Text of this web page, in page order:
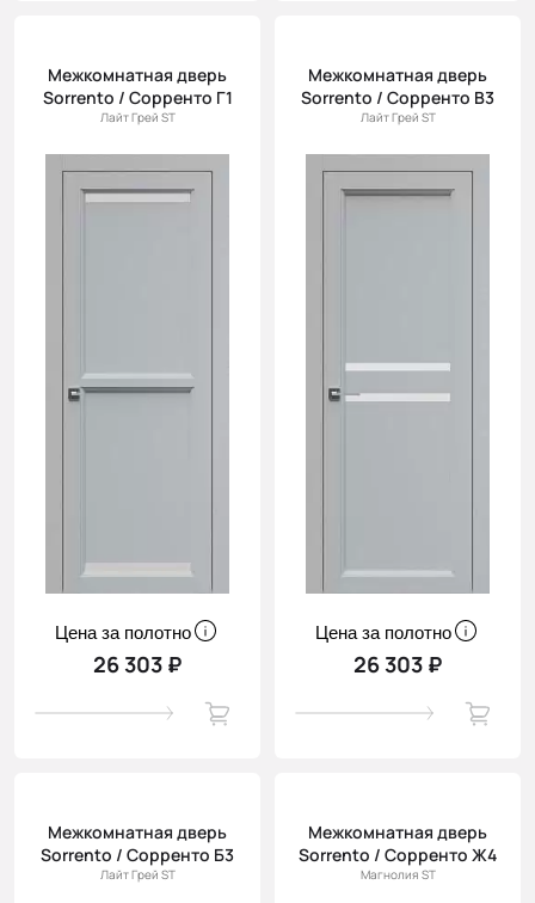
Межкомнатная дверь
Sorrento / Сорренто Г1
Лайт Грей ST
Цена за полотно
26 303 ₽
Межкомнатная дверь
Sorrento / Сорренто В3
Лайт Грей ST
Цена за полотно
26 303 ₽
Межкомнатная дверь
Sorrento / Сорренто Б3
Лайт Грей ST
Межкомнатная дверь
Sorrento / Сорренто Ж4
Магнолия ST